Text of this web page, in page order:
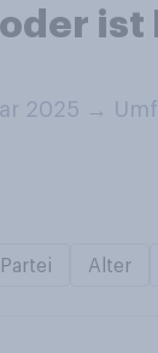
ist
2025 →
Partei Alter